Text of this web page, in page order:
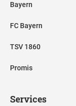
Bayern
FC Bayern
TSV 1860
Promis
Services